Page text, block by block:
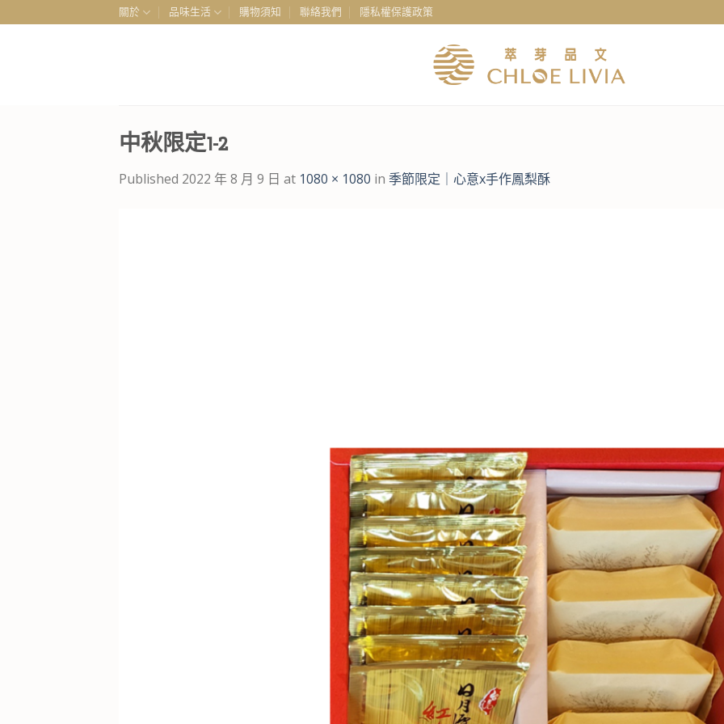
to
關於 品味生活 購物須知 聯絡我們 隱私權保護政策
中秋限定1-2
Published 2022 年 8 月 9 日 at 1080 × 1080 in 季節限定｜心意x手作鳳梨酥